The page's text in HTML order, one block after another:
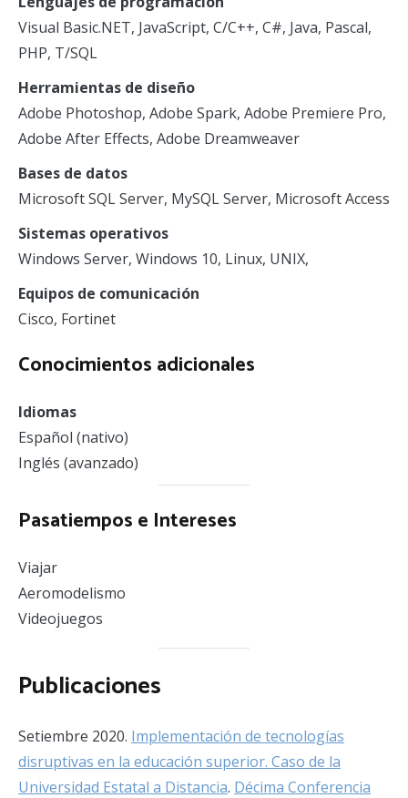
Visual Basic.NET, JavaScript, C/C++, C#, Java, Pascal,
PHP, T/SQL
Herramientas de diseño
Adobe Photoshop, Adobe Spark, Adobe Premiere Pro,
Adobe After Effects, Adobe Dreamweaver
Bases de datos
Microsoft SQL Server, MySQL Server, Microsoft Access
Sistemas operativos
Windows Server, Windows 10, Linux, UNIX,
Equipos de comunicación
Cisco, Fortinet
Conocimientos adicionales
Idiomas
Español (nativo)
Inglés (avanzado)
Pasatiempos e Intereses
Viajar
Aeromodelismo
Videojuegos
Publicaciones
Setiembre 2020. Implementación de tecnologías
disruptivas en la educación superior. Caso de la
Universidad Estatal a Distancia. Décima Conferencia